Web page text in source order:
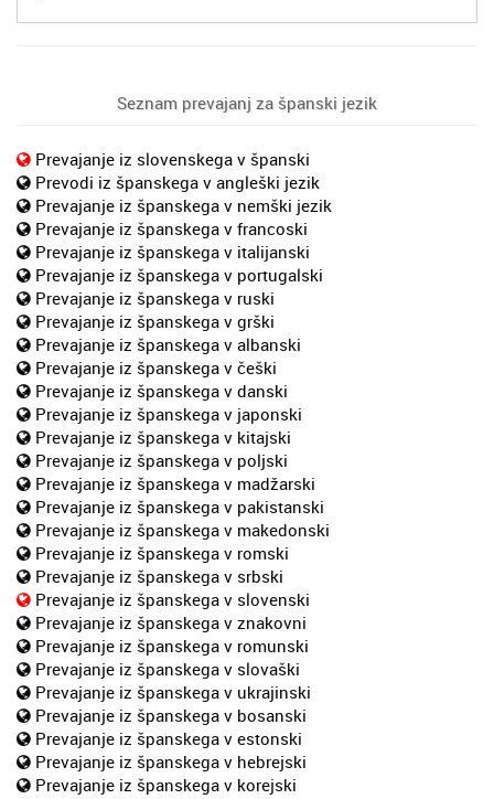
Seznam prevajanj za španski jezik
Prevajanje iz slovenskega v španski
Prevodi iz španskega v angleški jezik
Prevajanje iz španskega v nemški jezik
Prevajanje iz španskega v francoski
Prevajanje iz španskega v italijanski
Prevajanje iz španskega v portugalski
Prevajanje iz španskega v ruski
Prevajanje iz španskega v grški
Prevajanje iz španskega v albanski
Prevajanje iz španskega v češki
Prevajanje iz španskega v danski
Prevajanje iz španskega v japonski
Prevajanje iz španskega v kitajski
Prevajanje iz španskega v poljski
Prevajanje iz španskega v madžarski
Prevajanje iz španskega v pakistanski
Prevajanje iz španskega v makedonski
Prevajanje iz španskega v romski
Prevajanje iz španskega v srbski
Prevajanje iz španskega v slovenski
Prevajanje iz španskega v znakovni
Prevajanje iz španskega v romunski
Prevajanje iz španskega v slovaški
Prevajanje iz španskega v ukrajinski
Prevajanje iz španskega v bosanski
Prevajanje iz španskega v estonski
Prevajanje iz španskega v hebrejski
Prevajanje iz španskega v korejski